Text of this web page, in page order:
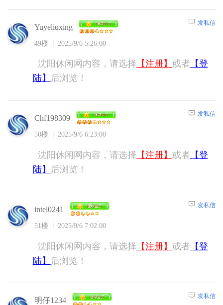
Yuyeliuxing
49楼 2025/9/6 5:26:00
发私信
沈阳休闲网内容，请选择 【注册】 或者 【登
陆】
后浏览！
Chf198309
50楼 2025/9/6 6:23:00
发私信
沈阳休闲网内容，请选择 【注册】 或者 【登
陆】
后浏览！
intel0241
51楼 2025/9/6 7:02:00
发私信
沈阳休闲网内容，请选择 【注册】 或者 【登
陆】
后浏览！
明仔1234 发私信